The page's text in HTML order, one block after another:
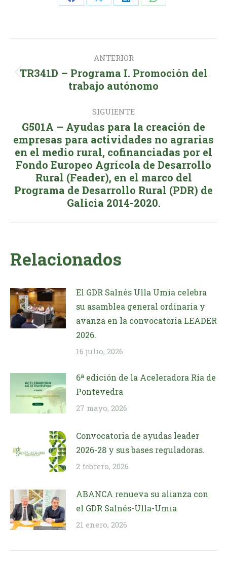
Share Share Share Share
entre
publicaciones
ANTERIOR
Publicación
anterior:
TR341D – Programa I. Promoción del
trabajo autónomo
SIGUIENTE
Publicación
siguiente:
G501A – Ayudas para la creación de
empresas para actividades no agrarias
en el medio rural, cofinanciadas por el
Fondo Europeo Agrícola de Desarrollo
Rural (Feader), en el marco del
Programa de Desarrollo Rural (PDR) de
Galicia 2014-2020.
Relacionados
El GDR Salnés Ulla Umia celebra
su asamblea general ordinaria y
avanza en la convocatoria LEADER
2026.
16 julio, 2026
6ª edición de la Aceleradora Ría de
Pontevedra
27 mayo, 2026
Convocatoria de ayudas leader
2026-28 y sus bases reguladoras.
2 febrero, 2026
ABANCA renueva su alianza con
el GDR Salnés-Ulla-Umia
21 enero, 2026